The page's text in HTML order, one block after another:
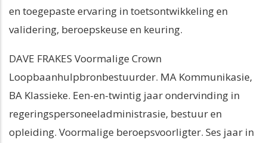
en toegepaste ervaring in toetsontwikkeling en
validering, beroepskeuse en keuring.
DAVE FRAKES Voormalige Crown
Loopbaanhulpbronbestuurder. MA Kommunikasie,
BA Klassieke. Een-en-twintig jaar ondervinding in
regeringspersoneeladministrasie, bestuur en
opleiding. Voormalige beroepsvoorligter. Ses jaar in